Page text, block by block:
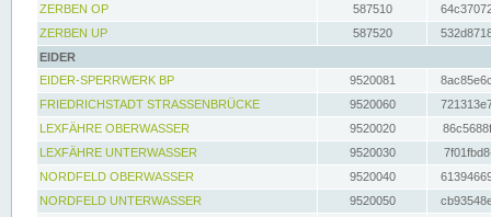
ZERBEN OP
587510
ZERBEN UP
587520
EIDER
EIDER-SPERRWERK BP
9520081
FRIEDRICHSTADT STRASSENBRÜCKE
9520060
LEXFÄHRE OBERWASSER
9520020
LEXFÄHRE UNTERWASSER
9520030
NORDFELD OBERWASSER
9520040
NORDFELD UNTERWASSER
9520050